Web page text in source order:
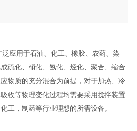
泛应用于石油、化工、橡胶、农药、染
硫化、硝化、氢化、烃化、聚合、缩合
物质的充分混合为前提，对于加热、冷
收等物理变化过程均需要采用搅拌装置
工，制药等行业理想的所需设备。